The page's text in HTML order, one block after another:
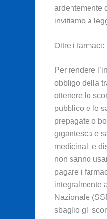
ardentemente
invitiamo a
Oltre i
Per rendere
obbligo della
ottenere lo
pubblico e le
prepagate o
gigantesca e
medicinali e
non sanno
pagare i
integralmente
Nazionale
sbaglio gli